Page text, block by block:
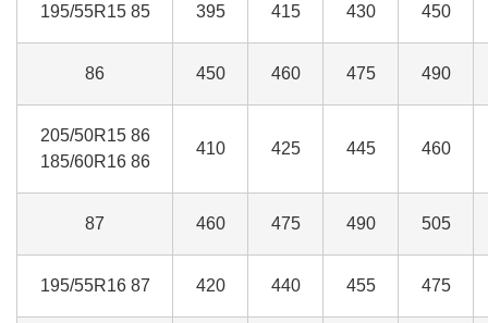
195/55R15 85 395 415 430 450
86 450 460 475 490
205/50R15 86
185/60R16 86
410 425 445 460
87 460 475 490 505
195/55R16 87 420 440 455 475